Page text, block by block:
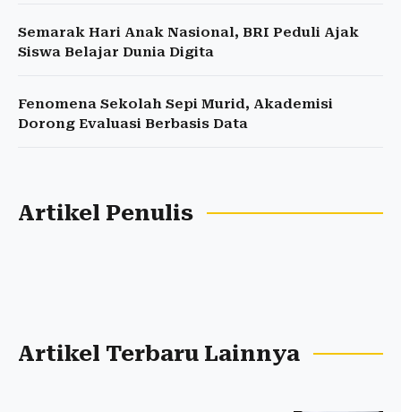
Semarak Hari Anak Nasional, BRI Peduli Ajak
Siswa Belajar Dunia Digita
Fenomena Sekolah Sepi Murid, Akademisi
Dorong Evaluasi Berbasis Data
Artikel Penulis
Artikel Terbaru Lainnya